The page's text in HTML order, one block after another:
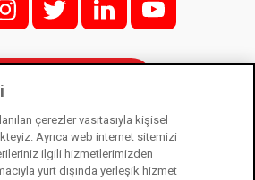
i; t l y
Holding kuruluşudur. © 2021
çerezler vasıtasıyla kişisel
Ayrıca web internet sitemizi
ilgili hizmetlerimizden
yurt dışında yerleşik hizmet